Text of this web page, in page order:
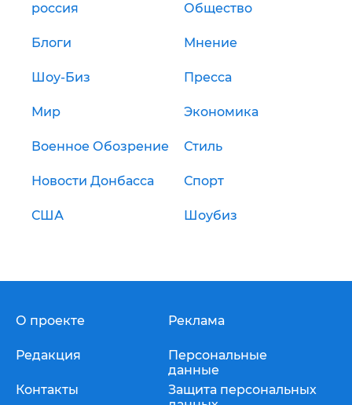
россия Общество
Блоги Мнение
Шоу-Биз Пресса
Мир Экономика
Военное Обозрение Стиль
Новости Донбасса Спорт
США Шоубиз
О проекте
Редакция
Контакты
Реклама
Персональные
данные
Защита персональных